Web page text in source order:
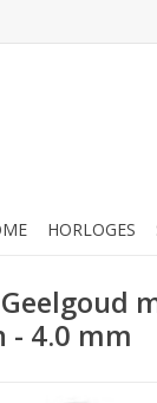
HORLOGES
- 4.0 mm